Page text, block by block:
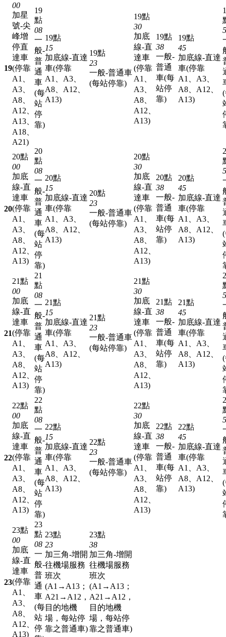
19
00
加星
號-尖
峰增
停直
達車
(停靠
A1、
A3、
A8、
A12、
A13、
A18、
A21)
19
點
08
一
般-
普
通
車
(每
站
停
靠)
19點
15
加底線-直達
車(停靠
A1、A3、
A8、A12、
A13)
19點
23
一般-普通車
(每站停靠)
19點
30
加底
線-直
達車
(停靠
A1、
A3、
A8、
A12、
A13)
19點
38
一般-
普通
車(每
站停
靠)
19點
45
加底線-直達
車(停靠
A1、A3、
A8、A12、
A13)
20
20點
00
加底
線-直
達車
(停靠
A1、
A3、
A8、
A12、
A13)
20
點
08
一
般-
普
通
車
(每
站
停
靠)
20點
15
加底線-直達
車(停靠
A1、A3、
A8、A12、
A13)
20點
23
一般-普通車
(每站停靠)
20點
30
加底
線-直
達車
(停靠
A1、
A3、
A8、
A12、
A13)
20點
38
一般-
普通
車(每
站停
靠)
20點
45
加底線-直達
車(停靠
A1、A3、
A8、A12、
A13)
21
21點
00
加底
線-直
達車
(停靠
A1、
A3、
A8、
A12、
A13)
21
點
08
一
般-
普
通
車
(每
站
停
靠)
21點
15
加底線-直達
車(停靠
A1、A3、
A8、A12、
A13)
21點
23
一般-普通車
(每站停靠)
21點
30
加底
線-直
達車
(停靠
A1、
A3、
A8、
A12、
A13)
21點
38
一般-
普通
車(每
站停
靠)
21點
45
加底線-直達
車(停靠
A1、A3、
A8、A12、
A13)
22
22點
00
加底
線-直
達車
(停靠
A1、
A3、
A8、
A12、
A13)
22
點
08
一
般-
普
通
車
(每
站
停
靠)
22點
15
加底線-直達
車(停靠
A1、A3、
A8、A12、
A13)
22點
23
一般-普通車
(每站停靠)
22點
30
加底
線-直
達車
(停靠
A1、
A3、
A8、
A12、
A13)
22點
38
一般-
普通
車(每
站停
靠)
22點
45
加底線-直達
車(停靠
A1、A3、
A8、A12、
A13)
23
23點
00
加底
線-直
達車
(停靠
A1、
A3、
A8、
A12、
A13)
23
點
08
一
般-
普
通
車
(每
站
停
23點
23
加三角-增開
往機場服務
班次
(A1→A13；
A21→A12，
目的地機
場，每站停
靠之普通車)
23點
38
加三角-增開
往機場服務
班次
(A1→A13；
A21→A12，
目的地機
場，每站停
靠之普通車)